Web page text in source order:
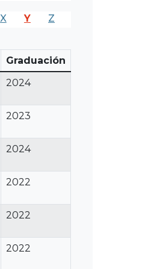
X Y Z
Graduación
2024
2023
2024
2022
2022
2022